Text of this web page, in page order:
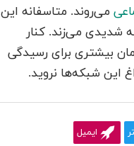
می‌روند. متاسفانه این
شدیدی می‌زند. کنار
بیشتری برای رسیدگی
این شبکه‌ها نروید.
ایمیل